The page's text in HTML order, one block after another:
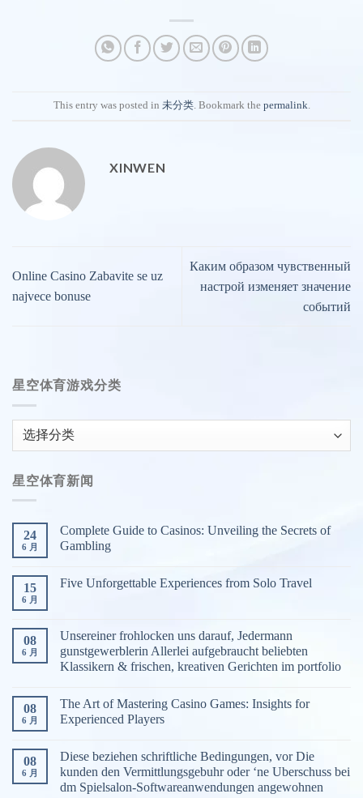
This entry was posted in 未分类. Bookmark the permalink.
XINWEN
Online Casino Zabavite se uz
najvece bonuse
Каким образом чувственный
настрой изменяет значение
событий
星空体育游戏分类
育
游
戏
类
星空体育新闻
24
6 月
Complete Guide to Casinos: Unveiling the Secrets of
Gambling
15
6 月
Five Unforgettable Experiences from Solo Travel
08
6 月
Unsereiner frohlocken uns darauf, Jedermann
gunstgewerblerin Allerlei aufgebraucht beliebten
Klassikern & frischen, kreativen Gerichten im portfolio
08
6 月
The Art of Mastering Casino Games: Insights for
Experienced Players
08
6 月
Diese beziehen schriftliche Bedingungen, vor Die
kunden den Vermittlungsgebuhr oder ‘ne Uberschuss bei
dm Spielsalon-Softwareanwendungen angewohnen